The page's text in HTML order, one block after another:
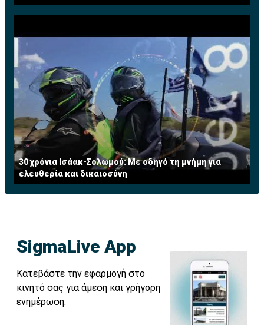
30 χρόνια Ισάακ-Σολωμού: Με οδηγό τη μνήμη για
ελευθερία και δικαιοσύνη
SigmaLive App
Κατεβάστε την εφαρμογή στο
κινητό σας για άμεση και γρήγορη
ενημέρωση.